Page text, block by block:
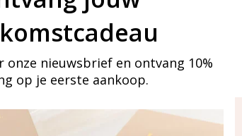
onze nieuwsbrief en ontvang 10%
op je eerste aankoop.